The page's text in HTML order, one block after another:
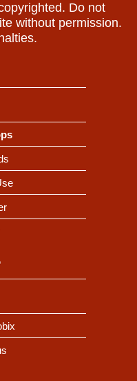
Do not
without permission.